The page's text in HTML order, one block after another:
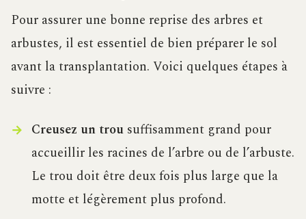
Pour assurer une bonne reprise des arbres et
arbustes, il est essentiel de bien préparer le sol
avant la transplantation. Voici quelques étapes à
suivre :
Creusez un trousuffisamment grand pour
accueillir les racines de l’arbre ou de l’arbuste.
Le trou doit être deux fois plus large que la
motte et légèrement plus profond.